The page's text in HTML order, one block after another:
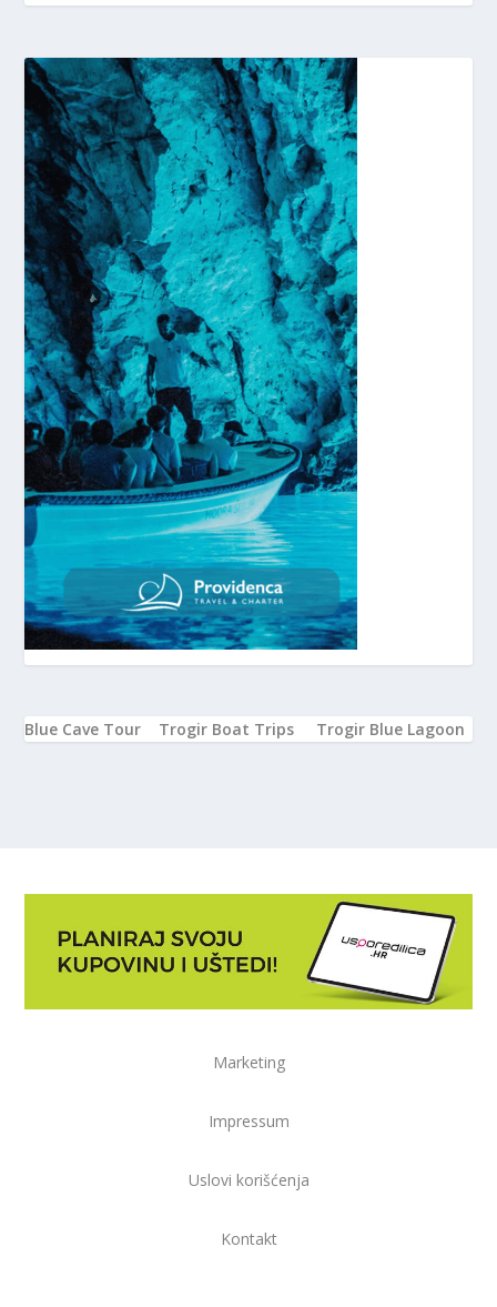
Blue Cave Tour Trogir Boat Trips Trogir Blue Lagoon
Marketing
Impressum
Uslovi korišćenja
Kontakt